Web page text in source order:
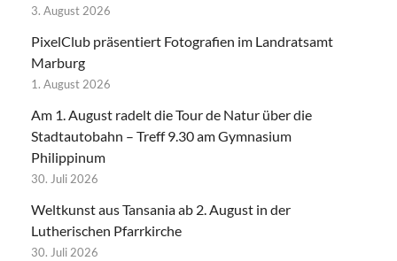
3. August 2026
PixelClub präsentiert Fotografien im Landratsamt
Marburg
1. August 2026
Am 1. August radelt die Tour de Natur über die
Stadtautobahn – Treff 9.30 am Gymnasium
Philippinum
30. Juli 2026
Weltkunst aus Tansania ab 2. August in der
Lutherischen Pfarrkirche
30. Juli 2026